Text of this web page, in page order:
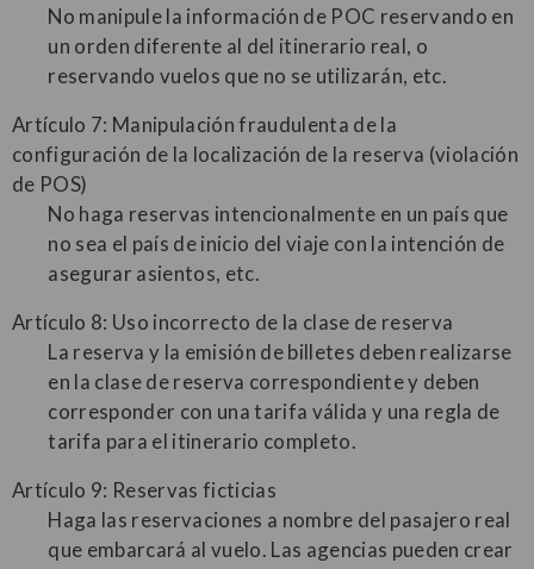
No manipule la información de POC reservando en
un orden diferente al del itinerario real, o
reservando vuelos que no se utilizarán, etc.
Artículo 7: Manipulación fraudulenta de la
configuración de la localización de la reserva (violación
de POS)
No haga reservas intencionalmente en un país que
no sea el país de inicio del viaje con la intención de
asegurar asientos, etc.
Artículo 8: Uso incorrecto de la clase de reserva
La reserva y la emisión de billetes deben realizarse
en la clase de reserva correspondiente y deben
corresponder con una tarifa válida y una regla de
tarifa para el itinerario completo.
Artículo 9: Reservas ficticias
Haga las reservaciones a nombre del pasajero real
que embarcará al vuelo. Las agencias pueden crear